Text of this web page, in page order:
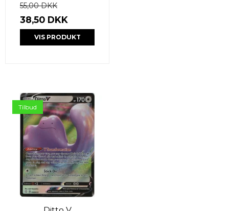
55,00 DKK
38,50 DKK
VIS PRODUKT
Tilbud